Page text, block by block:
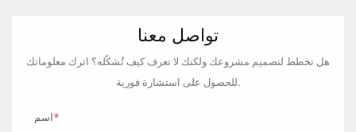
تواصل معنا
هل تخطط لتصميم مشروعك ولكنك لا تعرف كيف تُشكّله؟ اترك معلوماتك
للحصول على استشارة فورية.
اسم